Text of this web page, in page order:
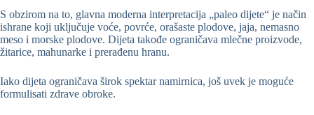
S obzirom na to, glavna moderna interpretacija „paleo dijete“ je način
ishrane koji uključuje voće, povrće, orašaste plodove, jaja, nemasno
meso i morske plodove. Dijeta takođe ograničava mlečne proizvode,
žitarice, mahunarke i prerađenu hranu.
Iako dijeta ograničava širok spektar namirnica, još uvek je moguće
formulisati zdrave obroke.